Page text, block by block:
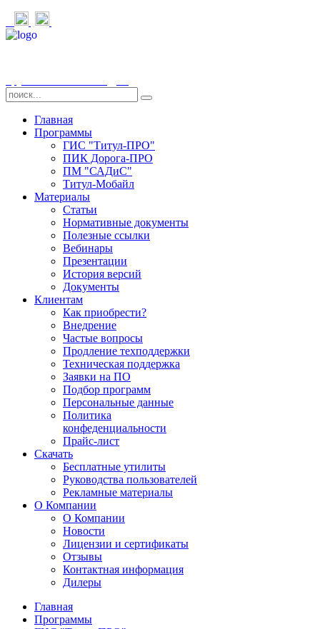
Главная
Программы
ГИС "Титул-ПРО"
ПИК Дорога-ПРО
ПМ "САДиС"
Титул-Мобайл
Материалы
Статьи
Нормативные документы
Полезные ссылки
Вебинары
Презентации
История версий
Документы
Клиентам
Как приобрести?
Внедрение
Частые вопросы
Продление техподдержки
Техническая поддержка
Заявки на ПО
Подбор программ
Персональные данные
Политика
конфеденциальности
Прайс-лист
Скачать
Бесплатные утилиты
Руководства пользователей
Рекламные материалы
О Компании
О Компании
Новости
Лицензии и сертификаты
Отзывы
Контактная информация
Дилеры
Главная
Программы